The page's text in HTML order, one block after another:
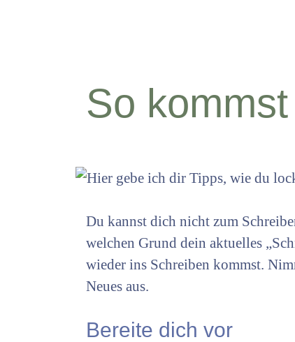
So
Du kannst dich nicht zum
welchen Grund dein aktuelles
wieder ins Schreiben kommst.
Neues aus.
Bereite dich vor